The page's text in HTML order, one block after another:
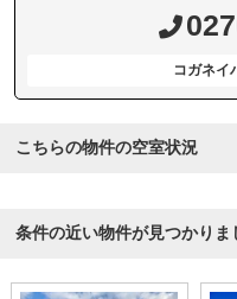
コガネイ
こちらの物件の空室状況
条件の近い物件が見つかりま